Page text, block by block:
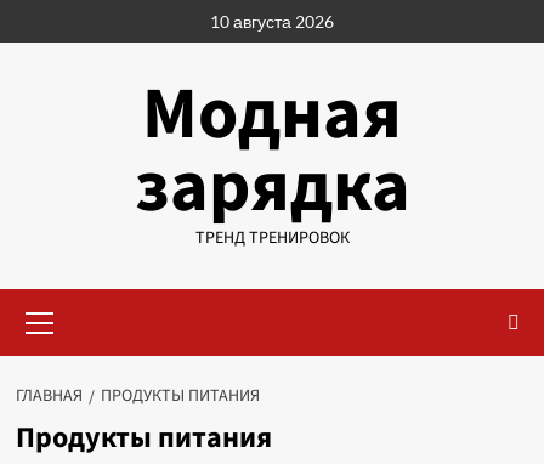
к
10 августа 2026
Модная
зарядка
ТРЕНД ТРЕНИРОВОК
меню
ГЛАВНАЯ ПРОДУКТЫ ПИТАНИЯ
Продукты питания